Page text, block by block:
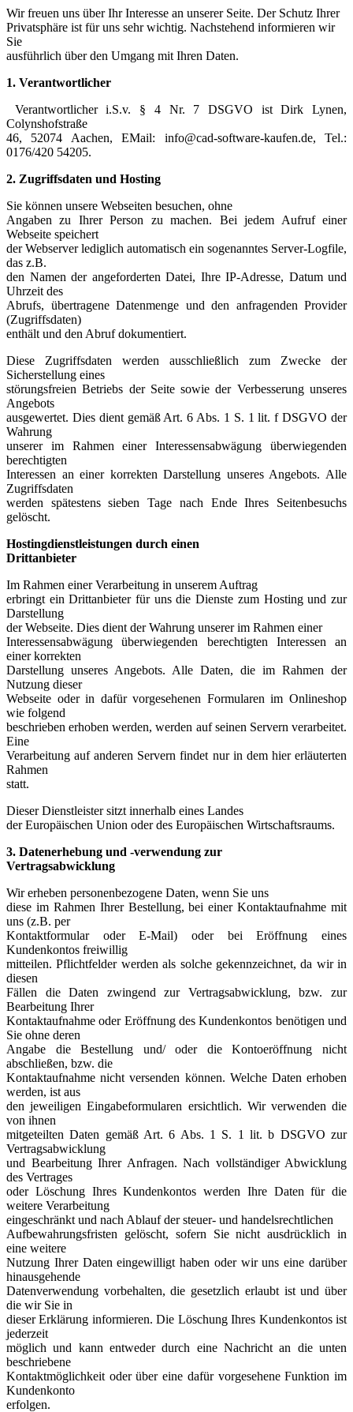
Wir freuen uns über Ihr Interesse an unserer Seite. Der Schutz Ihrer
Privatsphäre ist für uns sehr wichtig. Nachstehend informieren wir
Sie
ausführlich über den Umgang mit Ihren Daten.
1. Verantwortlicher
Verantwortlicher i.S.v. § 4 Nr. 7 DSGVO ist Dirk Lynen,
Colynshofstraße
46, 52074 Aachen, EMail: info@cad-software-kaufen.de, Tel.:
0176/420 54205.
2. Zugriffsdaten und Hosting
Sie können unsere Webseiten besuchen, ohne
Angaben zu Ihrer Person zu machen. Bei jedem Aufruf einer
Webseite speichert
der Webserver lediglich automatisch ein sogenanntes Server-Logfile,
das z.B.
den Namen der angeforderten Datei, Ihre IP-Adresse, Datum und
Uhrzeit des
Abrufs, übertragene Datenmenge und den anfragenden Provider
(Zugriffsdaten)
enthält und den Abruf dokumentiert.
Diese Zugriffsdaten werden ausschließlich zum Zwecke der
Sicherstellung eines
störungsfreien Betriebs der Seite sowie der Verbesserung unseres
Angebots
ausgewertet. Dies dient gemäß Art. 6 Abs. 1 S. 1 lit. f DSGVO der
Wahrung
unserer im Rahmen einer Interessensabwägung überwiegenden
berechtigten
Interessen an einer korrekten Darstellung unseres Angebots. Alle
Zugriffsdaten
werden spätestens sieben Tage nach Ende Ihres Seitenbesuchs
gelöscht.
Hostingdienstleistungen durch einen
Drittanbieter
Im Rahmen einer Verarbeitung in unserem Auftrag
erbringt ein Drittanbieter für uns die Dienste zum Hosting und zur
Darstellung
der Webseite. Dies dient der Wahrung unserer im Rahmen einer
Interessensabwägung überwiegenden berechtigten Interessen an
einer korrekten
Darstellung unseres Angebots. Alle Daten, die im Rahmen der
Nutzung dieser
Webseite oder in dafür vorgesehenen Formularen im Onlineshop
wie folgend
beschrieben erhoben werden, werden auf seinen Servern verarbeitet.
Eine
Verarbeitung auf anderen Servern findet nur in dem hier erläuterten
Rahmen
statt.
Dieser Dienstleister sitzt innerhalb eines Landes
der Europäischen Union oder des Europäischen Wirtschaftsraums.
3. Datenerhebung und -verwendung zur
Vertragsabwicklung
Wir erheben personenbezogene Daten, wenn Sie uns
diese im Rahmen Ihrer Bestellung, bei einer Kontaktaufnahme mit
uns (z.B. per
Kontaktformular oder E-Mail) oder bei Eröffnung eines
Kundenkontos freiwillig
mitteilen. Pflichtfelder werden als solche gekennzeichnet, da wir in
diesen
Fällen die Daten zwingend zur Vertragsabwicklung, bzw. zur
Bearbeitung Ihrer
Kontaktaufnahme oder Eröffnung des Kundenkontos benötigen und
Sie ohne deren
Angabe die Bestellung und/ oder die Kontoeröffnung nicht
abschließen, bzw. die
Kontaktaufnahme nicht versenden können. Welche Daten erhoben
werden, ist aus
den jeweiligen Eingabeformularen ersichtlich. Wir verwenden die
von ihnen
mitgeteilten Daten gemäß Art. 6 Abs. 1 S. 1 lit. b DSGVO zur
Vertragsabwicklung
und Bearbeitung Ihrer Anfragen. Nach vollständiger Abwicklung
des Vertrages
oder Löschung Ihres Kundenkontos werden Ihre Daten für die
weitere Verarbeitung
eingeschränkt und nach Ablauf der steuer- und handelsrechtlichen
Aufbewahrungsfristen gelöscht, sofern Sie nicht ausdrücklich in
eine weitere
Nutzung Ihrer Daten eingewilligt haben oder wir uns eine darüber
hinausgehende
Datenverwendung vorbehalten, die gesetzlich erlaubt ist und über
die wir Sie in
dieser Erklärung informieren. Die Löschung Ihres Kundenkontos ist
jederzeit
möglich und kann entweder durch eine Nachricht an die unten
beschriebene
Kontaktmöglichkeit oder über eine dafür vorgesehene Funktion im
Kundenkonto
erfolgen.